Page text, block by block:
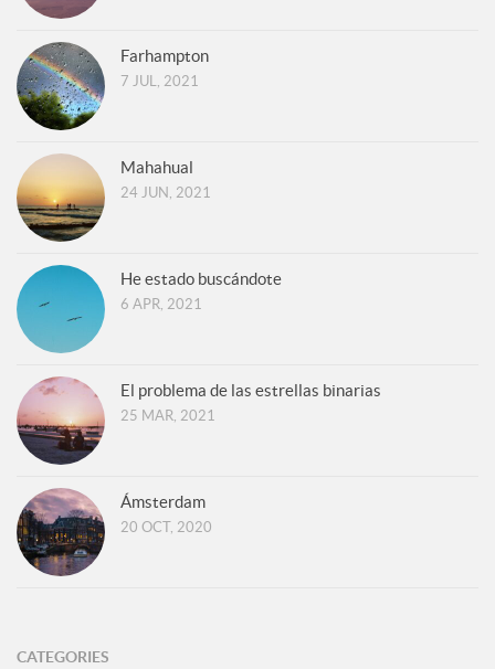
Farhampton
7 JUL, 2021
Mahahual
24 JUN, 2021
He estado buscándote
6 APR, 2021
El problema de las estrellas binarias
25 MAR, 2021
Ámsterdam
20 OCT, 2020
CATEGORIES